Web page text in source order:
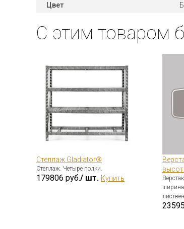
Цвет
С этим товаром
Стеллаж Gladiator®
Стеллаж. Четыре полки.
179806 руб./ шт. Купить